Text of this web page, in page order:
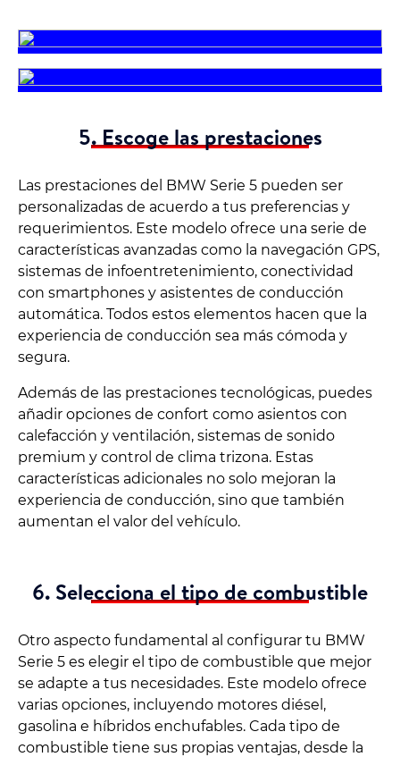
5. Escoge las prestaciones
Las prestaciones del BMW Serie 5 pueden ser
personalizadas de acuerdo a tus preferencias y
requerimientos. Este modelo ofrece una serie de
características avanzadas como la navegación GPS,
sistemas de infoentretenimiento, conectividad
con smartphones y asistentes de conducción
automática. Todos estos elementos hacen que la
experiencia de conducción sea más cómoda y
segura.
Además de las prestaciones tecnológicas, puedes
añadir opciones de confort como asientos con
calefacción y ventilación, sistemas de sonido
premium y control de clima trizona. Estas
características adicionales no solo mejoran la
experiencia de conducción, sino que también
aumentan el valor del vehículo.
6. Selecciona el tipo de combustible
Otro aspecto fundamental al configurar tu BMW
Serie 5 es elegir el tipo de combustible que mejor
se adapte a tus necesidades. Este modelo ofrece
varias opciones, incluyendo motores diésel,
gasolina e híbridos enchufables. Cada tipo de
combustible tiene sus propias ventajas, desde la